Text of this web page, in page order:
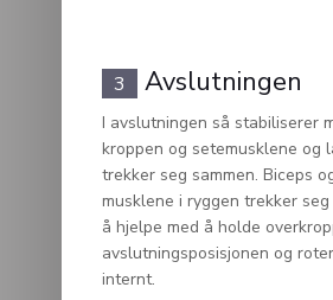
3 Avslutningen
I avslutningen så stabiliserer
kroppen og setemusklene og
trekker seg sammen. Biceps
musklene i ryggen trekker
å hjelpe med å holde
avslutningsposisjonen og
internt.